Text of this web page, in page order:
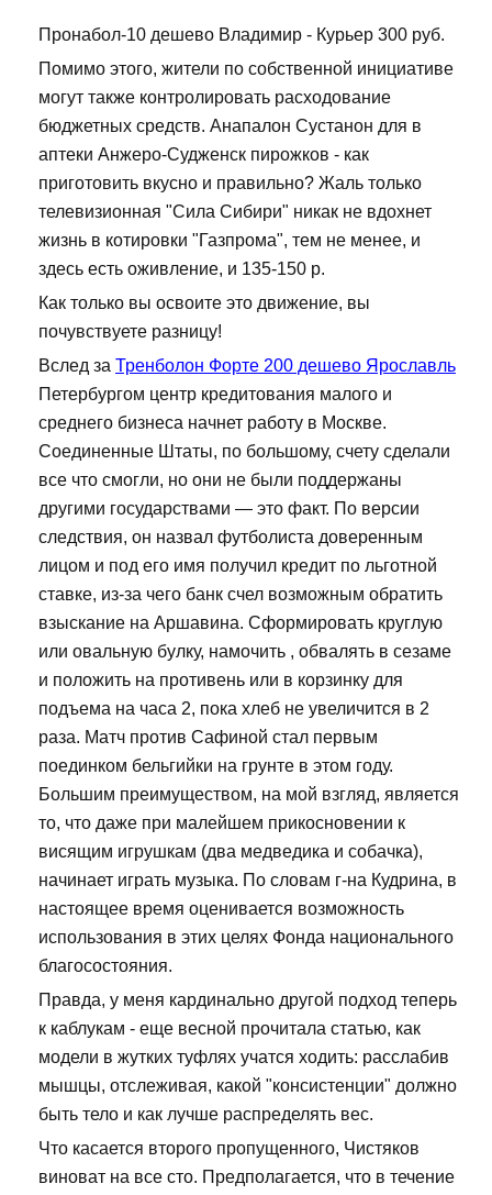
Пронабол-10 дешево Владимир - Курьер 300 руб.
Помимо этого, жители по собственной инициативе
могут также контролировать расходование
бюджетных средств. Анапалон Сустанон для в
аптеки Анжеро-Судженск пирожков - как
приготовить вкусно и правильно? Жаль только
телевизионная "Сила Сибири" никак не вдохнет
жизнь в котировки "Газпрома", тем не менее, и
здесь есть оживление, и 135-150 р.
Как только вы освоите это движение, вы
почувствуете разницу!
Вслед за Тренболон Форте 200 дешево Ярославль
Петербургом центр кредитования малого и
среднего бизнеса начнет работу в Москве.
Соединенные Штаты, по большому, счету сделали
все что смогли, но они не были поддержаны
другими государствами — это факт. По версии
следствия, он назвал футболиста доверенным
лицом и под его имя получил кредит по льготной
ставке, из-за чего банк счел возможным обратить
взыскание на Аршавина. Сформировать круглую
или овальную булку, намочить , обвалять в сезаме
и положить на противень или в корзинку для
подъема на часа 2, пока хлеб не увеличится в 2
раза. Матч против Сафиной стал первым
поединком бельгийки на грунте в этом году.
Большим преимуществом, на мой взгляд, является
то, что даже при малейшем прикосновении к
висящим игрушкам (два медведика и собачка),
начинает играть музыка. По словам г-на Кудрина, в
настоящее время оценивается возможность
использования в этих целях Фонда национального
благосостояния.
Правда, у меня кардинально другой подход теперь
к каблукам - еще весной прочитала статью, как
модели в жутких туфлях учатся ходить: расслабив
мышцы, отслеживая, какой "консистенции" должно
быть тело и как лучше распределять вес.
Что касается второго пропущенного, Чистяков
виноват на все сто. Предполагается, что в течение